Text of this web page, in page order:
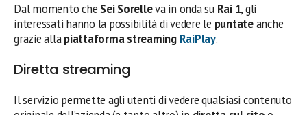
Dal momento che Sei Sorelleva in onda su Rai 1, gli
interessati hanno la possibilità di vedere le puntateanche
grazie allapiattaforma streaming RaiPlay.
Diretta streaming
Il servizio permette agli utenti di vedere qualsiasi contenuto